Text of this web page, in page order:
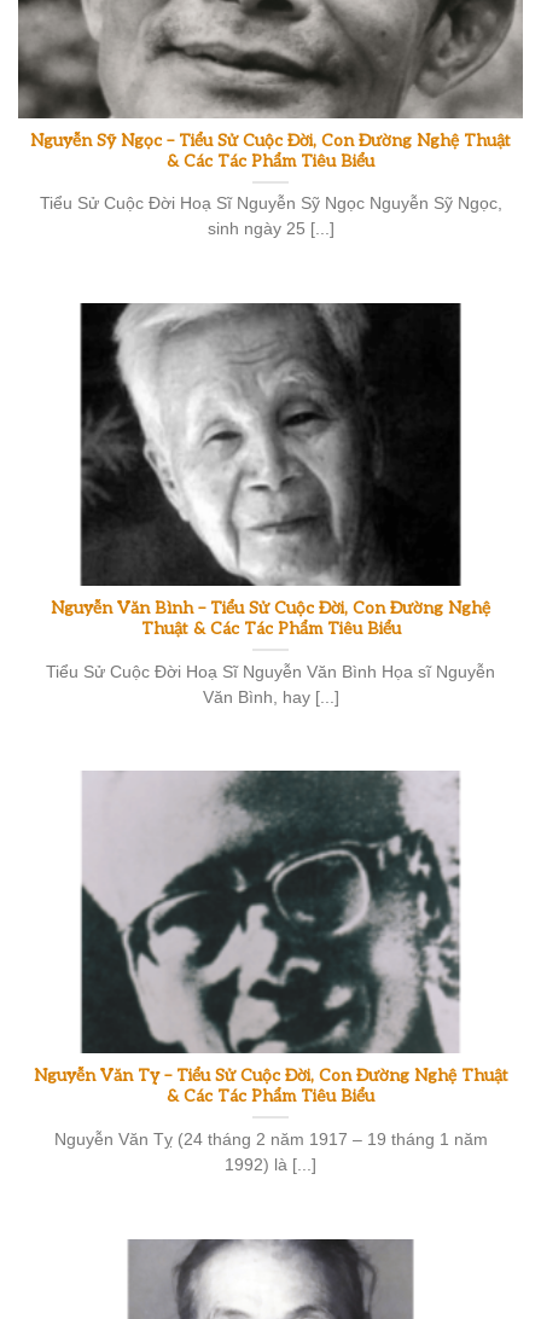
Nguyễn Sỹ Ngọc – Tiểu Sử Cuộc Đời, Con Đường Nghệ Thuật
& Các Tác Phẩm Tiêu Biểu
Tiểu Sử Cuộc Đời Hoạ Sĩ Nguyễn Sỹ Ngọc Nguyễn Sỹ Ngọc,
sinh ngày 25 [...]
Nguyễn Văn Bình – Tiểu Sử Cuộc Đời, Con Đường Nghệ
Thuật & Các Tác Phẩm Tiêu Biểu
Tiểu Sử Cuộc Đời Hoạ Sĩ Nguyễn Văn Bình Họa sĩ Nguyễn
Văn Bình, hay [...]
Nguyễn Văn Tỵ – Tiểu Sử Cuộc Đời, Con Đường Nghệ Thuật
& Các Tác Phẩm Tiêu Biểu
Nguyễn Văn Tỵ (24 tháng 2 năm 1917 – 19 tháng 1 năm
1992) là [...]